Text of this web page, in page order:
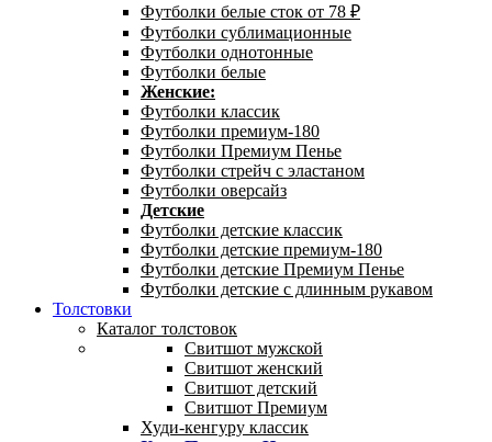
Футболки белые сток от 78 ₽
Футболки сублимационные
Футболки однотонные
Футболки белые
Женские:
Футболки классик
Футболки премиум-180
Футболки Премиум Пенье
Футболки стрейч с эластаном
Футболки оверсайз
Детские
Футболки детские классик
Футболки детские премиум-180
Футболки детские Премиум Пенье
Футболки детские с длинным рукавом
Толстовки
Каталог толстовок
Свитшот мужской
Свитшот женский
Свитшот детский
Свитшот Премиум
Худи-кенгуру классик